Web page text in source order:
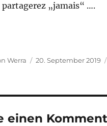
partagerez „jamais“ ….
Werra
Veröffentlicht
20. September 2019
einen